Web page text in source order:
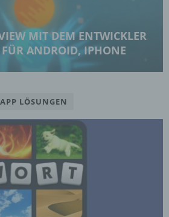
MIT DEM ENTWICKLER
FÜR ANDROID, IPHONE
APP LÖSUNGEN